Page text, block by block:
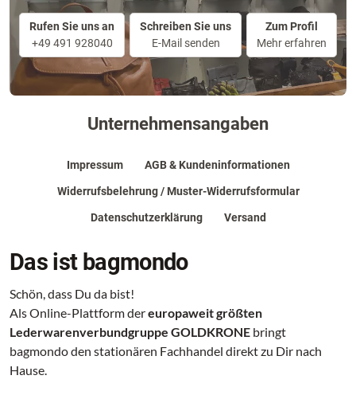
Rufen Sie uns an
+49 491 928040
Schreiben Sie uns
E-Mail senden
Zum Profil
Mehr erfahren
Unternehmensangaben
Impressum AGB & Kundeninformationen
Widerrufsbelehrung / Muster-Widerrufsformular
Datenschutzerklärung Versand
Das ist bagmondo
Schön, dass Du da bist!
Als Online-Plattform dereuropaweit größten
Lederwarenverbundgruppe GOLDKRONE bringt
bagmondo den stationären Fachhandel direkt zu Dir nach
Hause.